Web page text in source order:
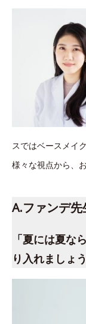
スではベースメイ
様々な視点から、
A.ファンデ
「夏には夏な
り入れましょう